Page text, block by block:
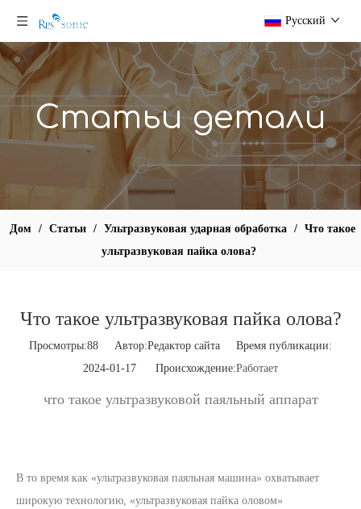
Pусский
Статьи детали
Дом / Статьи / Ультразвуковая ударная обработка / Что такое
ультразвуковая пайка олова?
Что такое ультразвуковая пайка олова?
Просмотры:88 Автор:Pедактор сайта Время публикации:
2024-01-17 Происхождение:Работает
что такое ультразвуковой паяльный аппарат
В то время как «ультразвуковая паяльная машина» охватывает
широкую технологию, «ультразвуковая пайка оловом»